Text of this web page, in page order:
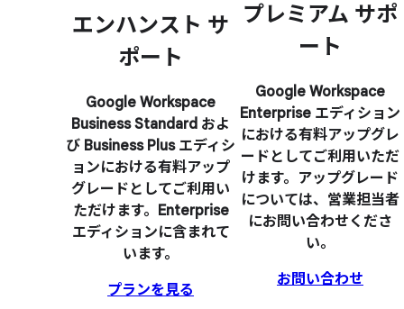
エンハンスト サ
ポート
Google Workspace
Business Standard およ
び Business Plus エディシ
ョンにおける有料アップ
グレードとしてご利用い
ただけます。Enterprise
エディションに含まれて
います。
プランを見る
プレミアム サポ
ート
Google Workspace
Enterprise エディション
における有料アップグレ
ードとしてご利用いただ
けます。アップグレード
については、営業担当者
にお問い合わせくださ
い。
お問い合わせ